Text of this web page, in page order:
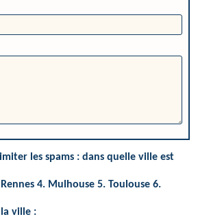
les spams : dans quelle ville est
4. Mulhouse 5. Toulouse 6.
ville :